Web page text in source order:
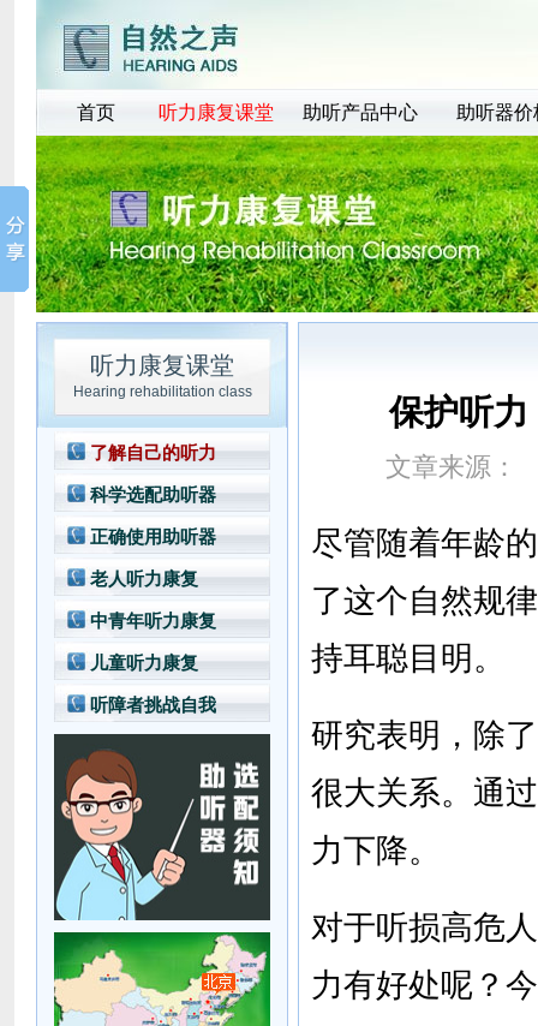
首页 听力康复课堂 助听产品中心 助听器价
听力康复课堂
Hearing rehabilitation class
了解自己的听力
科学选配助听器
正确使用助听器
老人听力康复
中青年听力康复
儿童听力康复
听障者挑战自我
保护听力
文章来源：
尽管随着年龄
了这个自然规
持耳聪目明。
研究表明，除
很大关系。通
力下降。
对于听损高危
力有好处呢？